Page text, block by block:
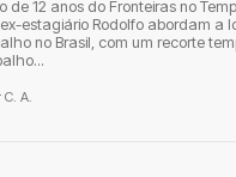
de 12 anos do Fronteiras no
estagiário Rodolfo abordam a
no Brasil, com um recorte
C. A.